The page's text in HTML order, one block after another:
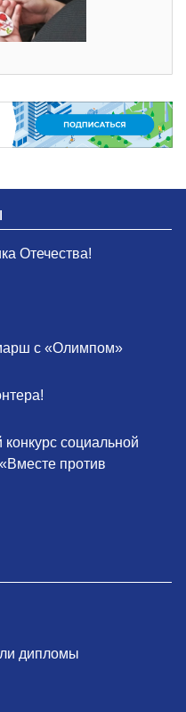
Отечества!
с «Олимпом»
социальной
против
дипломы